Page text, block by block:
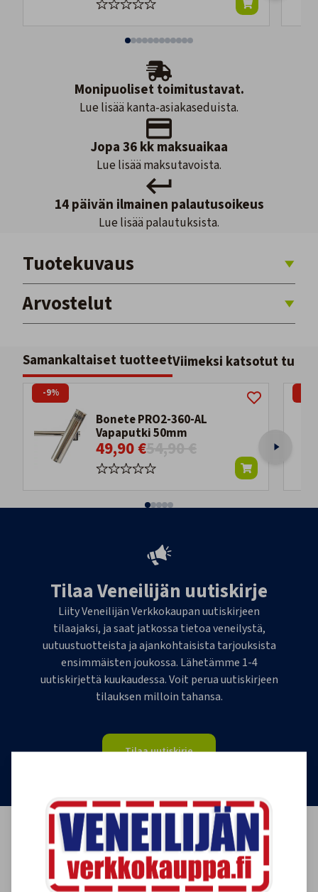
Monipuoliset toimitustavat.
Lue lisää kanta-asiakaseduista.
Jopa 36 kk maksuaikaa
Lue lisää maksutavoista.
14 päivän ilmainen palautusoikeus
Lue lisää palautuksista.
Tuotekuvaus
Arvostelut
Samankaltaiset tuotteetViimeksi katsotut
Bonete PRO2-360-AL
Vapaputki 50mm
49,90 €54,90 €
-9%
Tilaa Veneilijän uutiskirje
Liity Veneilijän Verkkokaupan uutiskirjeen
tilaajaksi, ja saat jatkossa tietoa veneilystä,
uutuustuotteista ja ajankohtaisista tarjouksista
ensimmäisten joukossa. Lähetämme 1-4
uutiskirjettä kuukaudessa. Voit perua uutiskirjeen
tilauksen milloin tahansa.
Tilaa uutiskirje